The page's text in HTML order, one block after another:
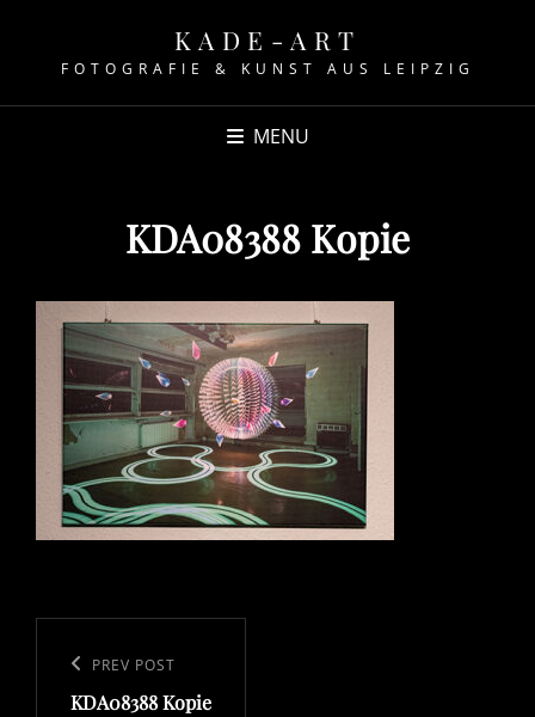
KADE-ART
FOTOGRAFIE & KUNST AUS LEIPZIG
MENU
KDA08388 Kopie
Previous
Post
PREV POST
KDA08388 Kopie